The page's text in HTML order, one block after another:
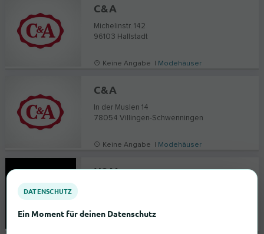
C&A
Michelinstr. 142
96103 Hallstadt
Keine Angabe | Modehäuser
C&A
In der Muslen 14
78054 Villingen-Schwenningen
Keine Angabe | Modehäuser
H&M
DATENSCHUTZ
Ein Moment für deinen Datenschutz